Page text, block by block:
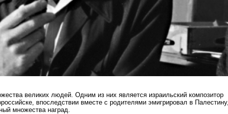
великих людей. Одним из них является израильский композитор
впоследствии вместе с родителями эмигрировал в Палестину,
множества наград.